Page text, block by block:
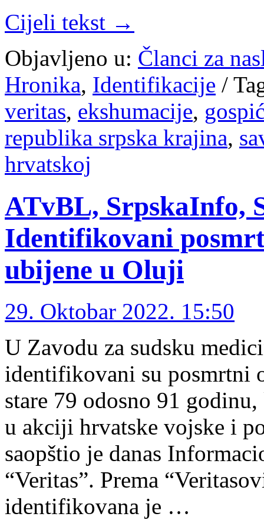
Cijeli tekst →
Objavljeno u: Članci za
Hronika, Identifikacije /
veritas, ekshumacije,
republika srpska krajina,
hrvatskoj
ATvBL, SrpskaInfo,
Identifikovani
ubijene u Oluji
29. Oktobar 2022. 15:50
U Zavodu za sudsku
identifikovani su posmrtni
stare 79 odosno 91
u akciji hrvatske vojske i
saopštio je danas
“Veritas”. Prema
identifikovana je …